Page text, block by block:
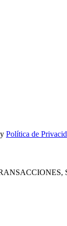
y Política de